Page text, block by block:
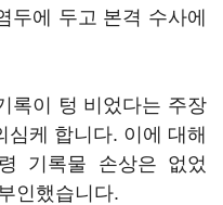
두에 두고 본격 수사에
록이 텅 비었다는 주장
케 합니다. 이에 대해
기록물 손상은 없었
인했습니다.